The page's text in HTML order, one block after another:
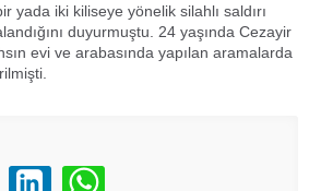
yada iki kiliseye yönelik silahlı saldırı
duyurmuştu. 24 yaşında Cezayir
evi ve arabasında yapılan aramalarda